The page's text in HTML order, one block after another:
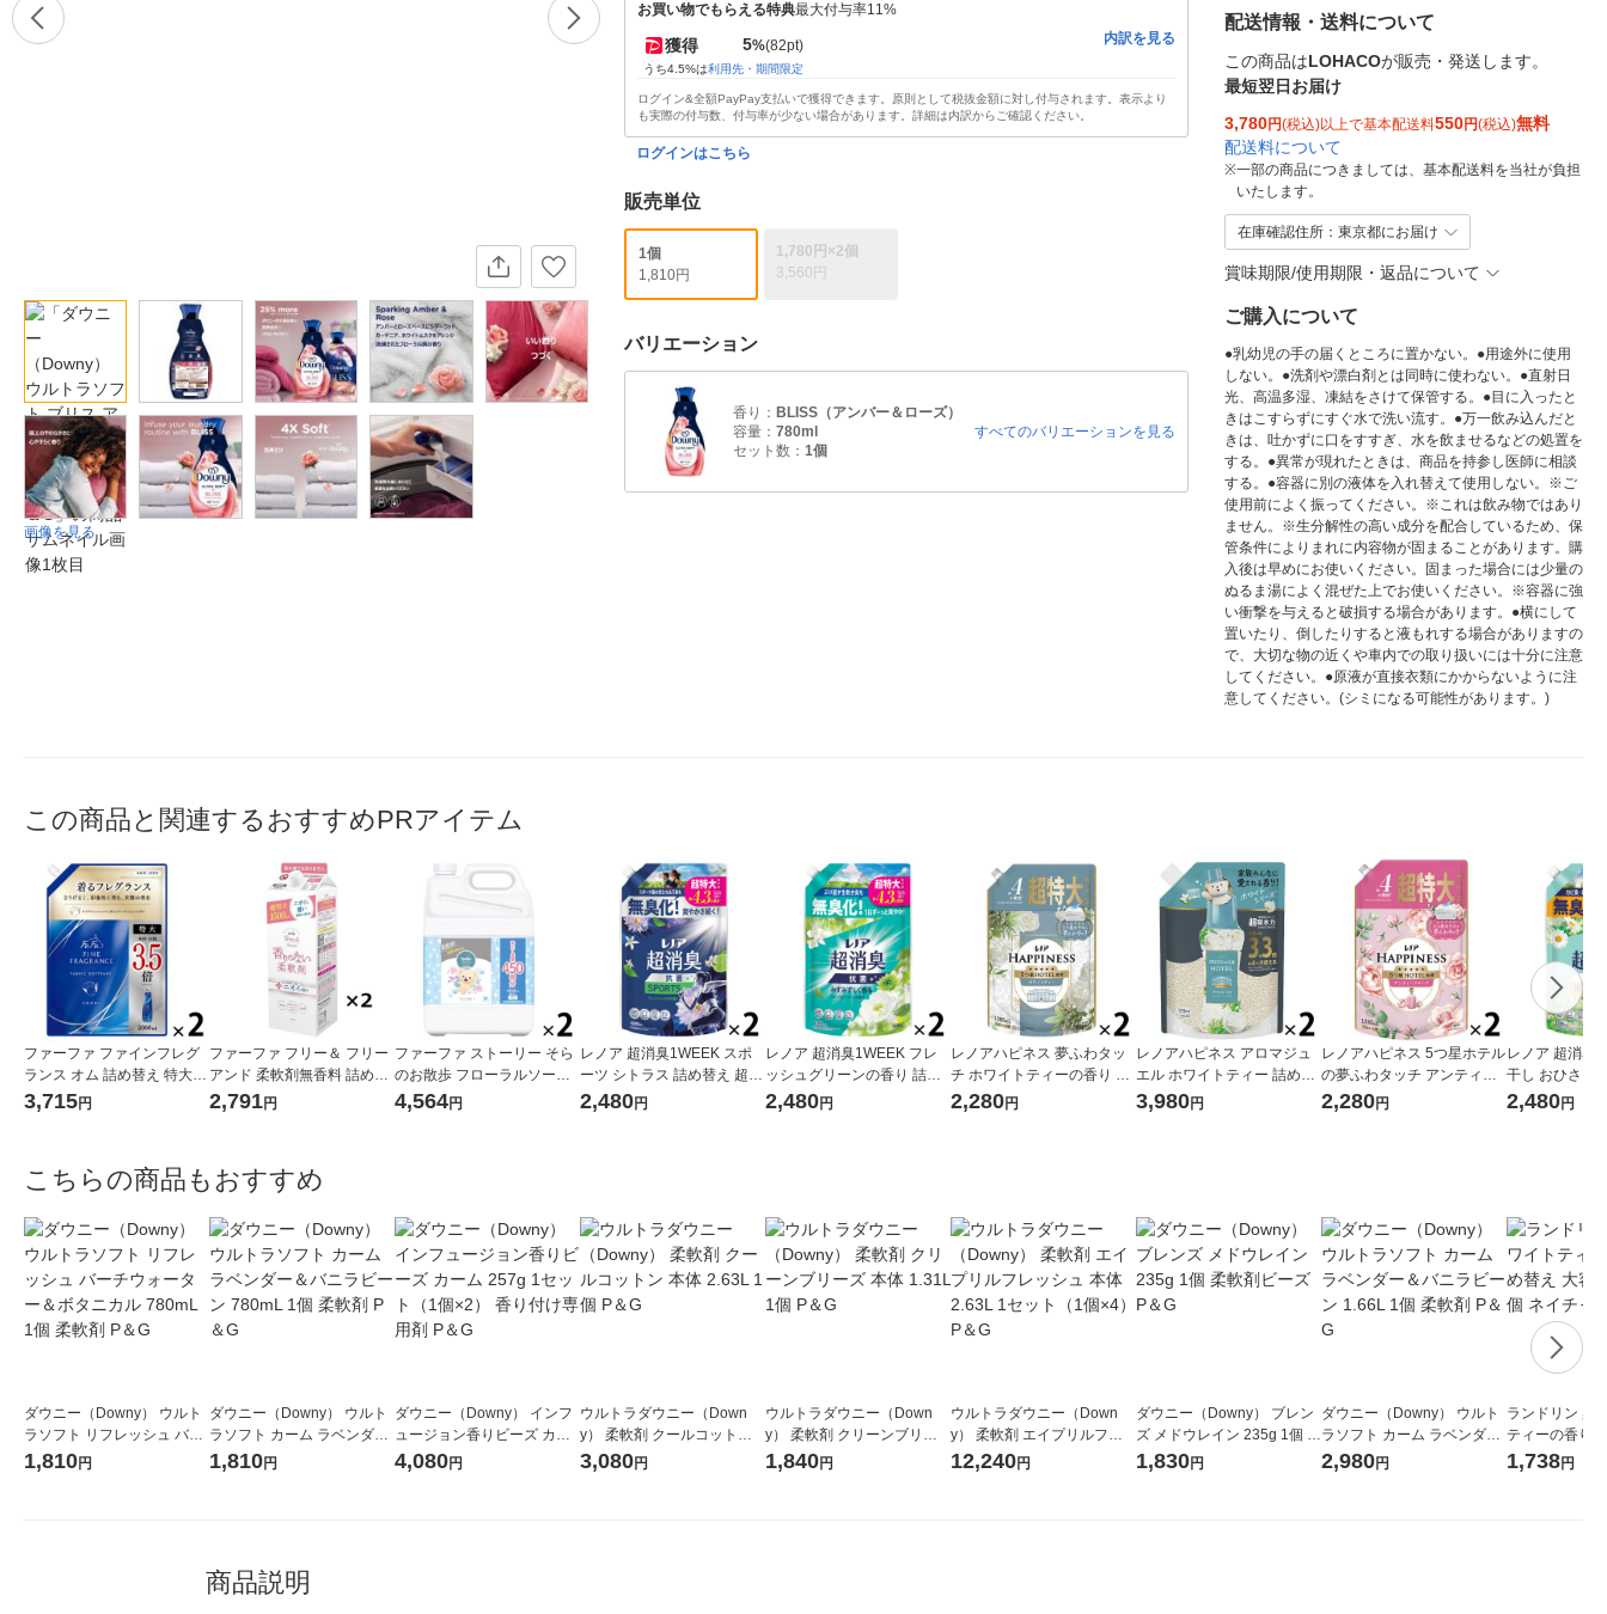
画像を見る
お買い物でもらえる特典最大付与率11%
獲得 5%(82pt)
うち4.5%は利用先・期間限定
内訳を見る
ログイン&全額PayPay支払いで獲得できます。原則として税抜金額に対し付与されます。表示より
も実際の付与数、付与率が少ない場合があります。詳細は内訳からご確認ください。
ログインはこちら
販売単位
1個
1,810円
1,780円×2個
3,560円
バリエーション
香り： BLISS（アンバー＆ローズ）
容量： 780ml
セット数： 1個
すべてのバリエーションを見る
配送情報・送料について
この商品はLOHACOが販売・発送します。
最短翌日お届け
3,780円(税込)以上で基本配送料550円(税込)無料
配送料について
※一部の商品につきましては、基本配送料を当社が負担
いたします。
在庫確認住所：東京都にお届け
賞味期限/使用期限・返品について
ご購入について
●乳幼児の手の届くところに置かない。●用途外に使用
しない。●洗剤や漂白剤とは同時に使わない。●直射日
光、高温多湿、凍結をさけて保管する。●目に入ったと
きはこすらずにすぐ水で洗い流す。●万一飲み込んだと
きは、吐かずに口をすすぎ、水を飲ませるなどの処置を
する。●異常が現れたときは、商品を持参し医師に相談
する。●容器に別の液体を入れ替えて使用しない。※ご
使用前によく振ってください。※これは飲み物ではあり
ません。※生分解性の高い成分を配合しているため、保
管条件によりまれに内容物が固まることがあります。購
入後は早めにお使いください。固まった場合には少量の
ぬるま湯によく混ぜた上でお使いください。※容器に強
い衝撃を与えると破損する場合があります。●横にして
置いたり、倒したりすると液もれする場合がありますの
で、大切な物の近くや車内での取り扱いには十分に注意
してください。●原液が直接衣類にかからないように注
意してください。(シミになる可能性があります。)
この商品と関連するおすすめPRアイテム
ファーファ ファインフレグ
ランス オム 詰め替え 特大 2
000mL 1セット(1個×2) 柔軟
3,715円
ファーファ フリー＆ フリー
アンド 柔軟剤無香料 詰め替
え 1500ml 1セット（2個
2,791円
ファーファ ストーリー そら
のお散歩 フローラルソープ
の香り 詰め替え 超特大 450
4,564円
レノア 超消臭1WEEK スポ
ーツ シトラス 詰め替え 超特
大 1380mL 1セット（1個×
2,480円
レノア 超消臭1WEEK フレ
ッシュグリーンの香り 詰め
替え 超特大 1380mL 1セッ
2,480円
レノアハピネス 夢ふわタッ
チ ホワイトティーの香り 詰
め替え 超特大 1285mL 1セ
2,280円
レノアハピネス アロマジュ
エル ホワイトティー 詰め替
え 1410mL 超特大 1セット
3,980円
レノアハピネス 5つ星ホテル
の夢ふわタッチ アンティー
クローズの香り 詰め替え 超
2,280円
レノア 超消臭
干し おひさま
え 超特大
2,480円
こちらの商品もおすすめ
ダウニー（Downy） ウルト
ラソフト リフレッシュ バー
チウォーター＆ボタニカル 7
1,810円
ダウニー（Downy） ウルト
ラソフト カーム ラベンダー
＆バニラビーン 780mL 1個
1,810円
ダウニー（Downy） インフ
ュージョン香りビーズ カー
ム 257g 1セット（1個×2）
4,080円
ウルトラダウニー（Down
y） 柔軟剤 クールコットン
本体 2.63L 1個 P＆G
3,080円
ウルトラダウニー（Down
y） 柔軟剤 クリーンブリー
ズ 本体 1.31L 1個 P＆G
1,840円
ウルトラダウニー（Down
y） 柔軟剤 エイプリルフレ
ッシュ 本体 2.63L 1セット
12,240円
ダウニー（Downy） ブレン
ズ メドウレイン 235g 1個 柔
軟剤ビーズ P＆G
1,830円
ダウニー（Downy） ウルト
ラソフト カーム ラベンダー
＆バニラビーン 1.66L 1個 柔
2,980円
ランドリン 柔
ティーの香り
量 1300mL 1
1,738円
商品説明